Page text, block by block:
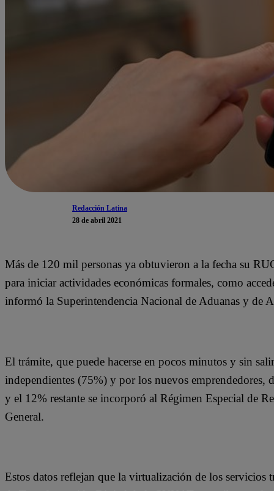
Redacción Latina
28 de abril 2021
Más de 120 mil personas ya obtuvieron a la fecha su
para iniciar actividades económicas formales, como
informó la Superintendencia Nacional de Aduanas y de
El trámite, que puede hacerse en pocos minutos y sin
independientes (75%) y por los nuevos
y el 12% restante se incorporó al Régimen Especial de
General.
Estos datos reflejan que la virtualización de los